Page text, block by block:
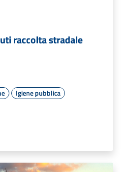
raccolta stradale
Igiene pubblica